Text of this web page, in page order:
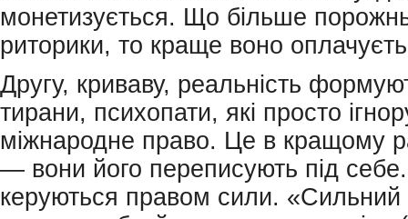
монетизується. Що більше
риторики, то краще воно
Другу, криваву, реальність
тирани, психопати, які просто
міжнародне право. Це в кращому
— вони його переписують під
керуються правом сили.